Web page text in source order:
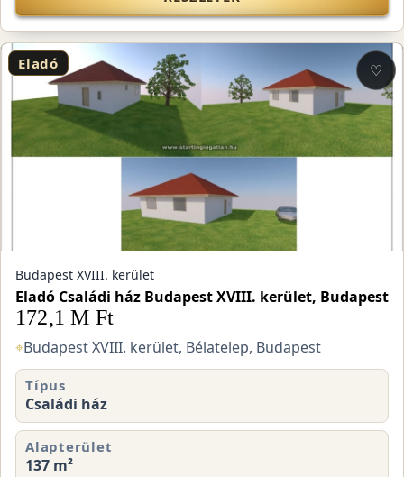
Eladó ♡
Budapest XVIII. kerület
Eladó Családi ház Budapest XVIII. kerület, Budapest
172,1 M Ft
⌖Budapest XVIII. kerület, Bélatelep, Budapest
Típus
Családi ház
Alapterület
137 m²